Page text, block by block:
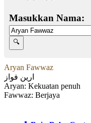
Masukkan Nama:
Aryan Fawwaz
ارين فواز
Aryan: Kekuatan penuh
Fawwaz: Berjaya